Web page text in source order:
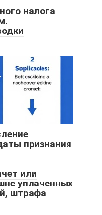
налога
признания
или
уплаченных
штрафа